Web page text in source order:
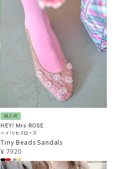
再入荷
HEY! Mrs ROSE
ヘイ！ミセスローズ
Tiny Beads Sandals
¥ 7,920